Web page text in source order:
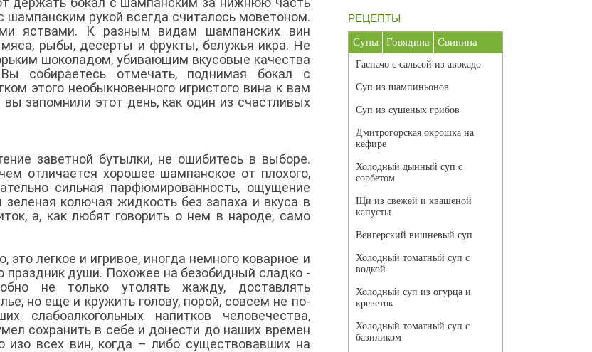
рукой всегда считалось моветоном.
яствами. К разным видам шампанских вин
рыбы, десерты и фрукты, белужья икра. Не
шоколадом, убивающим вкусовые качества
собираетесь отмечать, поднимая бокал с
этого необыкновенного игристого вина к вам
запомнили этот день, как один из счастливых
заветной бутылки, не ошибитесь в выборе.
отличается хорошее шампанское от плохого,
сильная парфюмированность, ощущение
колючая жидкость без запаха и вкуса в
а, как любят говорить о нем в народе, само
легкое и игривое, иногда немного коварное и
праздник души. Похожее на безобидный сладко -
не только утолять жажду, доставлять
но еще и кружить голову, порой, совсем не по-
напитков человечества,
сохранить в себе и донести до наших времен
изо всех вин, когда – либо существовавших на
РЕЦЕПТЫ
Супы Говядина Свинина
Гаспачо с сальсой из авокадо
Суп из шампиньонов
Суп из сушеных грибов
Дмитрогорская окрошка на
кефире
Холодный дынный суп с
сорбетом
Щи из свежей и квашеной
капусты
Венгерский вишневый суп
Холодный томатный суп с
водкой
Холодный суп из огурца и
креветок
Холодный томатный суп с
базиликом